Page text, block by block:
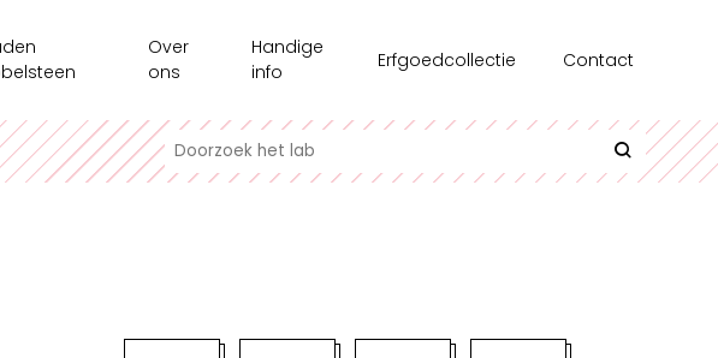
Over
ons
Geschiedenis
Magazine
Handige
info
Recensie-exemplaren
Interessante links
Erfgoedcollectie Contact